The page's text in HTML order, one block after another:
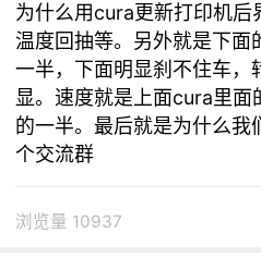
为什么用cura更新打印机后
温度回抽等。另外就是下面
一半，下面明显刹不住车，
显。速度就是上面cura里面
的一半。最后就是为什么
个交流群
浏览量 10937